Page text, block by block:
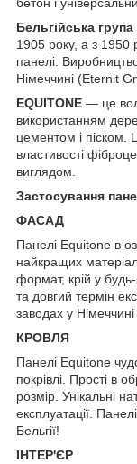
бетон і
Бельгійська
1905 року, а з 1950
панелі.
Німеччині (Eternit
EQUITONE — це
використанням
цементом і піском.
властивості
виглядом.
Застосування
ФАСАД
Панелі Equitone в
найкращих
формат, крій у будь-
та довгий термін
заводах у
КРОВЛЯ
Панелі Equitone
покрівлі. Прості в
розмір. Унікальні
експлуатації.
Бельгії!
ІНТЕР'ЄР